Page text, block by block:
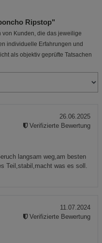
Ripstop"
Kunden, die das jeweilige
individuelle Erfahrungen und
als objektiv geprüfte Tatsachen
langsam weg,am besten
Teil,stabil,macht was es soll.
26.06.2025
Verifizierte Bewertung
11.07.2024
Verifizierte Bewertung